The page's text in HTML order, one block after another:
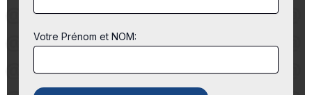
Votre Prénom et NOM: